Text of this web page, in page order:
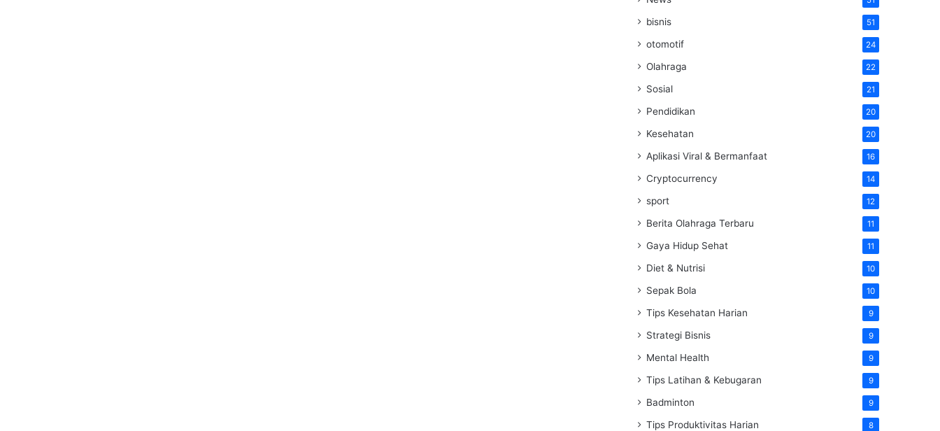
bisnis 51
otomotif 24
Olahraga 22
Sosial 21
Pendidikan 20
Kesehatan 20
Aplikasi Viral & Bermanfaat 16
Cryptocurrency 14
sport 12
Berita Olahraga Terbaru 11
Gaya Hidup Sehat 11
Diet & Nutrisi 10
Sepak Bola 10
Tips Kesehatan Harian 9
Strategi Bisnis 9
Mental Health 9
Tips Latihan & Kebugaran 9
Badminton 9
Tips Produktivitas Harian 8